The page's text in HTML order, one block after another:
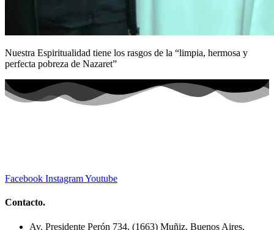
Nuestra Espiritualidad tiene los rasgos de la “limpia, hermosa y
perfecta pobreza de Nazaret”
Facebook InstagramYoutube
Contacto.
Av. Presidente Perón 734, (1663) Muñiz, Buenos Aires,